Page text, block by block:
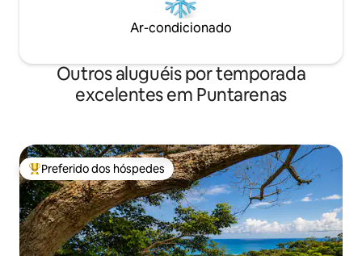
Ar-condicionado
Outros aluguéis por temporada
excelentes em Puntarenas
Entre os melhores preferidos dos hóspedes
Preferido dos hóspedes